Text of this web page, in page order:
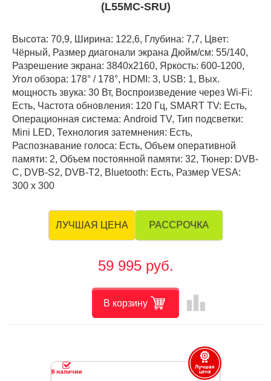
(L55MC-SRU)
Высота: 70,9, Ширина: 122,6, Глубина: 7,7, Цвет:
Чёрный, Размер диагонали экрана Дюйм/см: 55/140,
Разрешение экрана: 3840x2160, Яркость: 600-1200,
Угол обзора: 178° / 178°, HDMI: 3, USB: 1, Вых.
мощность звука: 30 Вт, Воспроизведение через Wi-Fi:
Есть, Частота обновления: 120 Гц, SMART TV: Есть,
Операционная система: Android TV, Тип подсветки:
Mini LED, Технология затемнения: Есть,
Распознавание голоса: Есть, Объем оперативной
памяти: 2, Объем постоянной памяти: 32, Тюнер: DVB-
C, DVB-S2, DVB-T2, Bluetooth: Есть, Размер VESA:
300 х 300
ЛУЧШАЯ ЦЕНА РАССРОЧКА
59 995 руб.
В корзину leaderboard